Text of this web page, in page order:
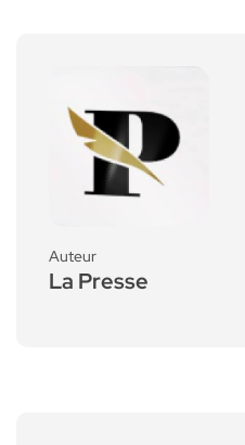
Auteur
La Presse